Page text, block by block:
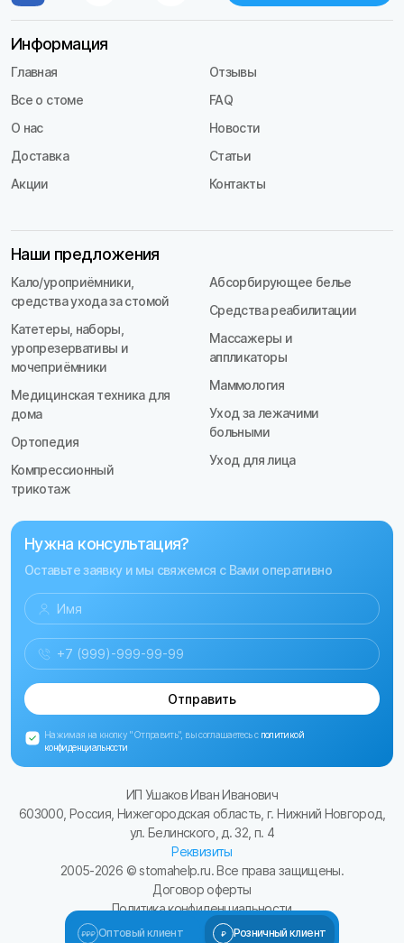
Информация
Главная
Все о стоме
О нас
Доставка
Акции
Отзывы
FAQ
Новости
Статьи
Контакты
Наши предложения
Кало/уроприёмники,
средства ухода за стомой
Катетеры, наборы,
уропрезервативы и
мочеприёмники
Медицинская техника для
дома
Ортопедия
Компрессионный
трикотаж
Абсорбирующее белье
Средства реабилитации
Массажеры и
аппликаторы
Маммология
Уход за лежачими
больными
Уход для лица
Нужна консультация?
Оставьте заявку и мы свяжемся с Вами оперативно
Отправить
Нажимая на кнопку "Отправить", вы соглашаетесь с политикой
конфиденциальности
ИП Ушаков Иван Иванович
603000, Россия, Нижегородская область, г. Нижний Новгород,
ул. Белинского, д. 32, п. 4
Реквизиты
2005-2026 © stomahelp.ru. Все права защищены.
Договор оферты
Политика конфиденциальности
Сайт разработал Kulibin-it.ru
Оптовый клиент Розничный клиент